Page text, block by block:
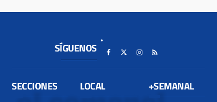
SÍGUENOS
SECCIONES LOCAL +SEMANAL